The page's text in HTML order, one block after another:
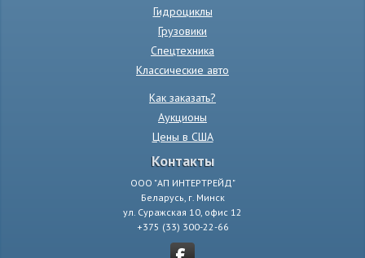
Гидроциклы
Грузовики
Спецтехника
Классические авто
Как заказать?
Аукционы
Цены в США
Контакты
ООО "АП ИНТЕРТРЕЙД"
Беларусь, г. Минск
ул. Суражская 10, офис 12
+375 (33) 300-22-66